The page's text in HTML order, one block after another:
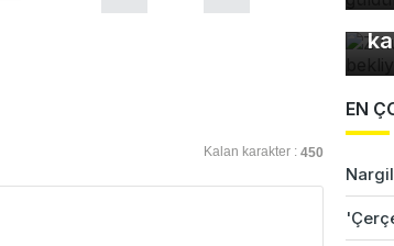
Kalan karakter : 450
Z
EN